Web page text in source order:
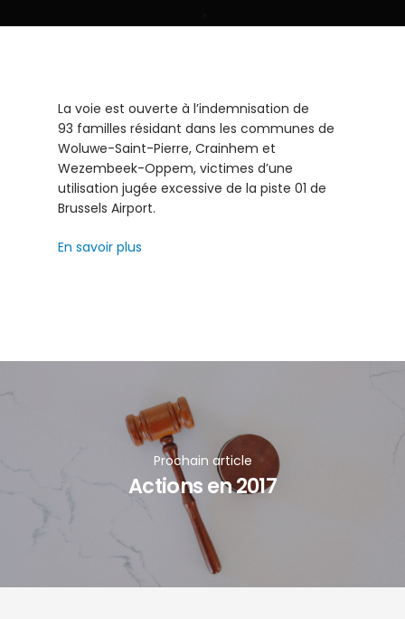
La voie est ouverte à l’indemnisation de
93 familles résidant dans les communes de
Woluwe-Saint-Pierre, Crainhem et
Wezembeek-Oppem, victimes d’une
utilisation jugée excessive de la piste 01 de
Brussels Airport.
En savoir plus
Prochain article
Actions en 2017